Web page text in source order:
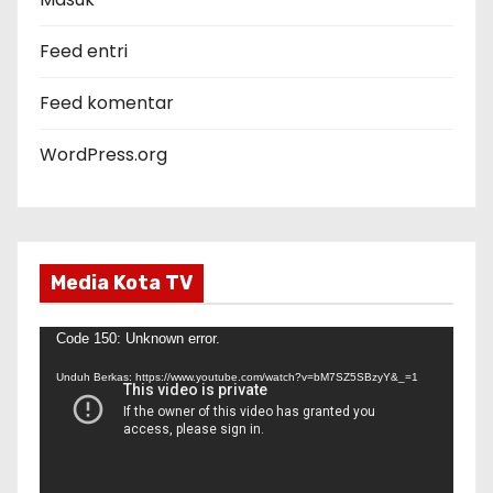
Feed entri
Feed komentar
WordPress.org
Media Kota TV
Code 150: Unknown error.
Unduh Berkas: https://www.youtube.com/watch?v=bM7SZ5SBzyY&_=1